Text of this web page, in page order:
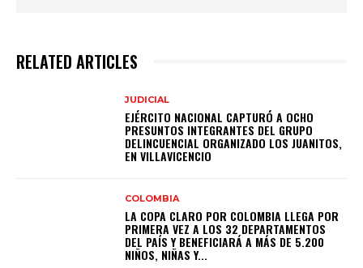
RELATED ARTICLES
JUDICIAL
EJÉRCITO NACIONAL CAPTURÓ A OCHO
PRESUNTOS INTEGRANTES DEL GRUPO
DELINCUENCIAL ORGANIZADO LOS JUANITOS,
EN VILLAVICENCIO
COLOMBIA
LA COPA CLARO POR COLOMBIA LLEGA POR
PRIMERA VEZ A LOS 32 DEPARTAMENTOS
DEL PAÍS Y BENEFICIARÁ A MÁS DE 5.200
NIÑOS, NIÑAS Y...